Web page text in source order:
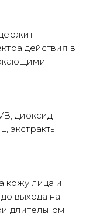
действия в
диоксид
экстракты
кожу лица и
выхода на
длительном